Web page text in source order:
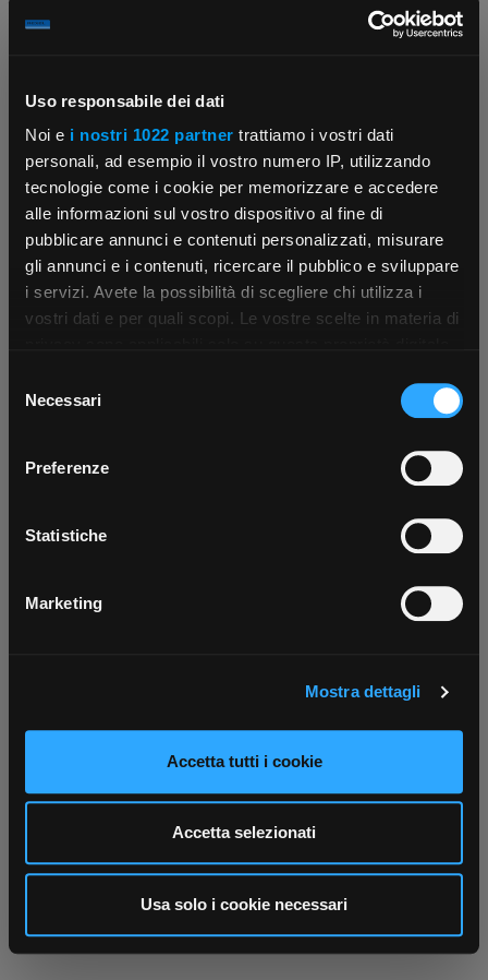
Uso responsabile dei dati
Noi e i nostri 1022 partner trattiamo i vostri dati
personali, ad esempio il vostro numero IP, utilizzando
tecnologie come i cookie per memorizzare e accedere
alle informazioni sul vostro dispositivo al fine di
pubblicare annunci e contenuti personalizzati, misurare
gli annunci e i contenuti, ricercare il pubblico e sviluppare
i servizi. Avete la possibilità di scegliere chi utilizza i
vostri dati e per quali scopi. Le vostre scelte in materia di
modificare o revocare il proprio consenso in qualsiasi
momento dalla Dichiarazione sui cookie o facendo clic
raccogliere informazioni sulla tua posizione
geografica, con un'approssimazione di qualche
Identificare il tuo dispositivo, scansionandolo
Approfondisci come vengono elaborati i tuoi dati personali
dalla Dichiarazione sui cookie.
Utilizziamo i cookie per personalizzare contenuti ed
analizzare il nostro traffico. Condividiamo inoltre
informazioni sul modo in cui utilizza il nostro sito con i
nostri partner che si occupano di analisi dei dati web,
pubblicità e social media, i quali potrebbero combinarle
delNecessari
Preferenze
Statistiche
Marketing
Mostra dettagli
Accetta tutti i cookie
Accetta selezionati
Usa solo i cookie necessari
×
App Rexel Italia
tutti i servizi ovunque tu sia!
Scarica ora
Contattaci
Parla con il customer care dedicato
Fissa una consulenza
Ti affiancheremo passo dopo passo
Punti vendita